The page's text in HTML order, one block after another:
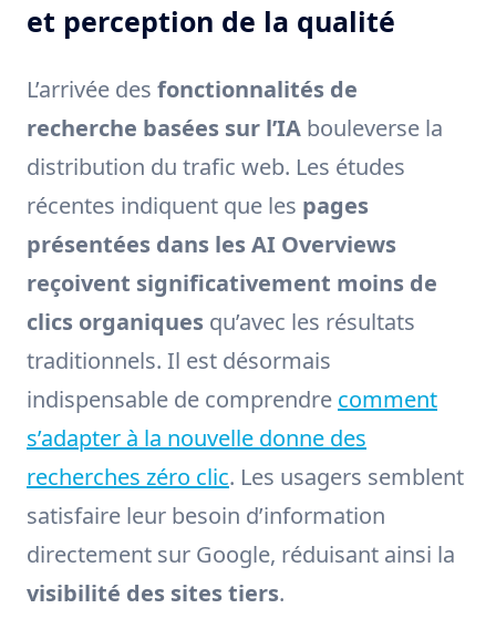
et perception de la qualité
L’arrivée des fonctionnalités de
recherche basées sur l’IA bouleverse la
distribution du trafic web. Les études
récentes indiquent que les pages
présentées dans les AI Overviews
reçoivent significativement moins de
clics organiques qu’avec les résultats
traditionnels. Il est désormais
indispensable de comprendre comment
s’adapter à la nouvelle donne des
recherches zéro clic. Les usagers semblent
satisfaire leur besoin d’information
directement sur Google, réduisant ainsi la
visibilité des sites tiers.